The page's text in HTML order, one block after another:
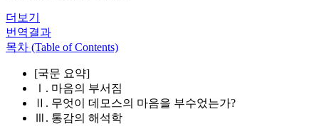
더보기
번역결과
목차 (Table of Contents)
[국문 요약]
Ⅰ. 마음의 부서짐
Ⅱ. 무엇이 데모스의 마음을 부수었는가?
Ⅲ. 통감의 해석학